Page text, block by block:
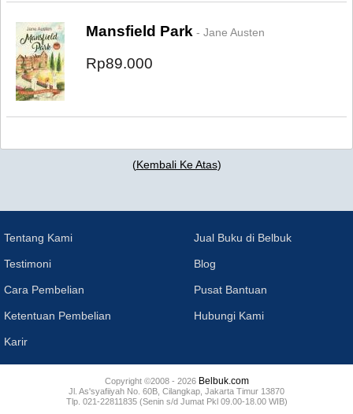
Mansfield Park - Jane Austen
Rp89.000
(Kembali Ke Atas)
Tentang Kami
Testimoni
Cara Pembelian
Ketentuan Pembelian
Karir
Jual Buku di Belbuk
Blog
Pusat Bantuan
Hubungi Kami
Copyright ©2008 - 2026 Belbuk.com
Jl. As'syafiiyah No. 60B, Cilangkap, Jakarta Timur 13870
Tlp. 021-22811835 (Senin s/d Jumat Pkl 09.00-18.00 WIB)